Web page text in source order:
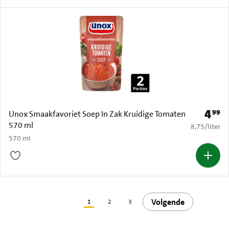
Unox Smaakfavoriet Soep In Zak Kruidige Tomaten
570 ml
570 ml
Prijs:
499
€ 8,75 per
8,75/liter
1 2 3 Volgende